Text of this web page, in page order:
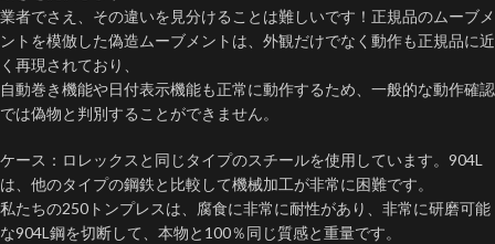
業者でさえ、その違いを見分けることは難しいです！正規品のムーブメ
ントを模倣した偽造ムーブメントは、外観だけでなく動作も正規品に近
く再現されており、
自動巻き機能や日付表示機能も正常に動作するため、一般的な動作確認
では偽物と判別することができません。
ケース：ロレックスと同じタイプのスチールを使用しています。904L
は、他のタイプの鋼鉄と比較して機械加工が非常に困難です。
私たちの250トンプレスは、腐食に非常に耐性があり、非常に研磨可能
な904L鋼を切断して、本物と100％同じ質感と重量です。